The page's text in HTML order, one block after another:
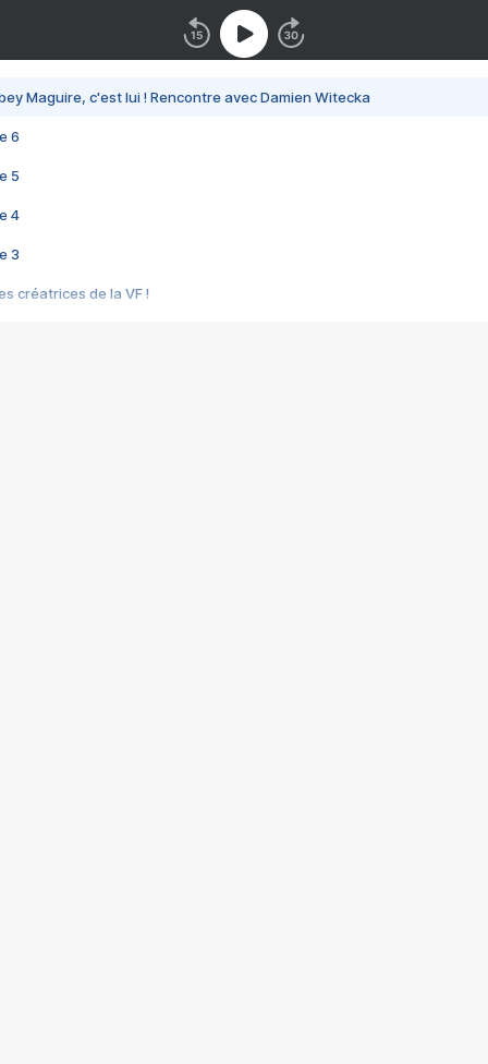
Maguire, c'est lui ! Rencontre avec Damien Witecka
6
5
4
3
créatrices de la VF !